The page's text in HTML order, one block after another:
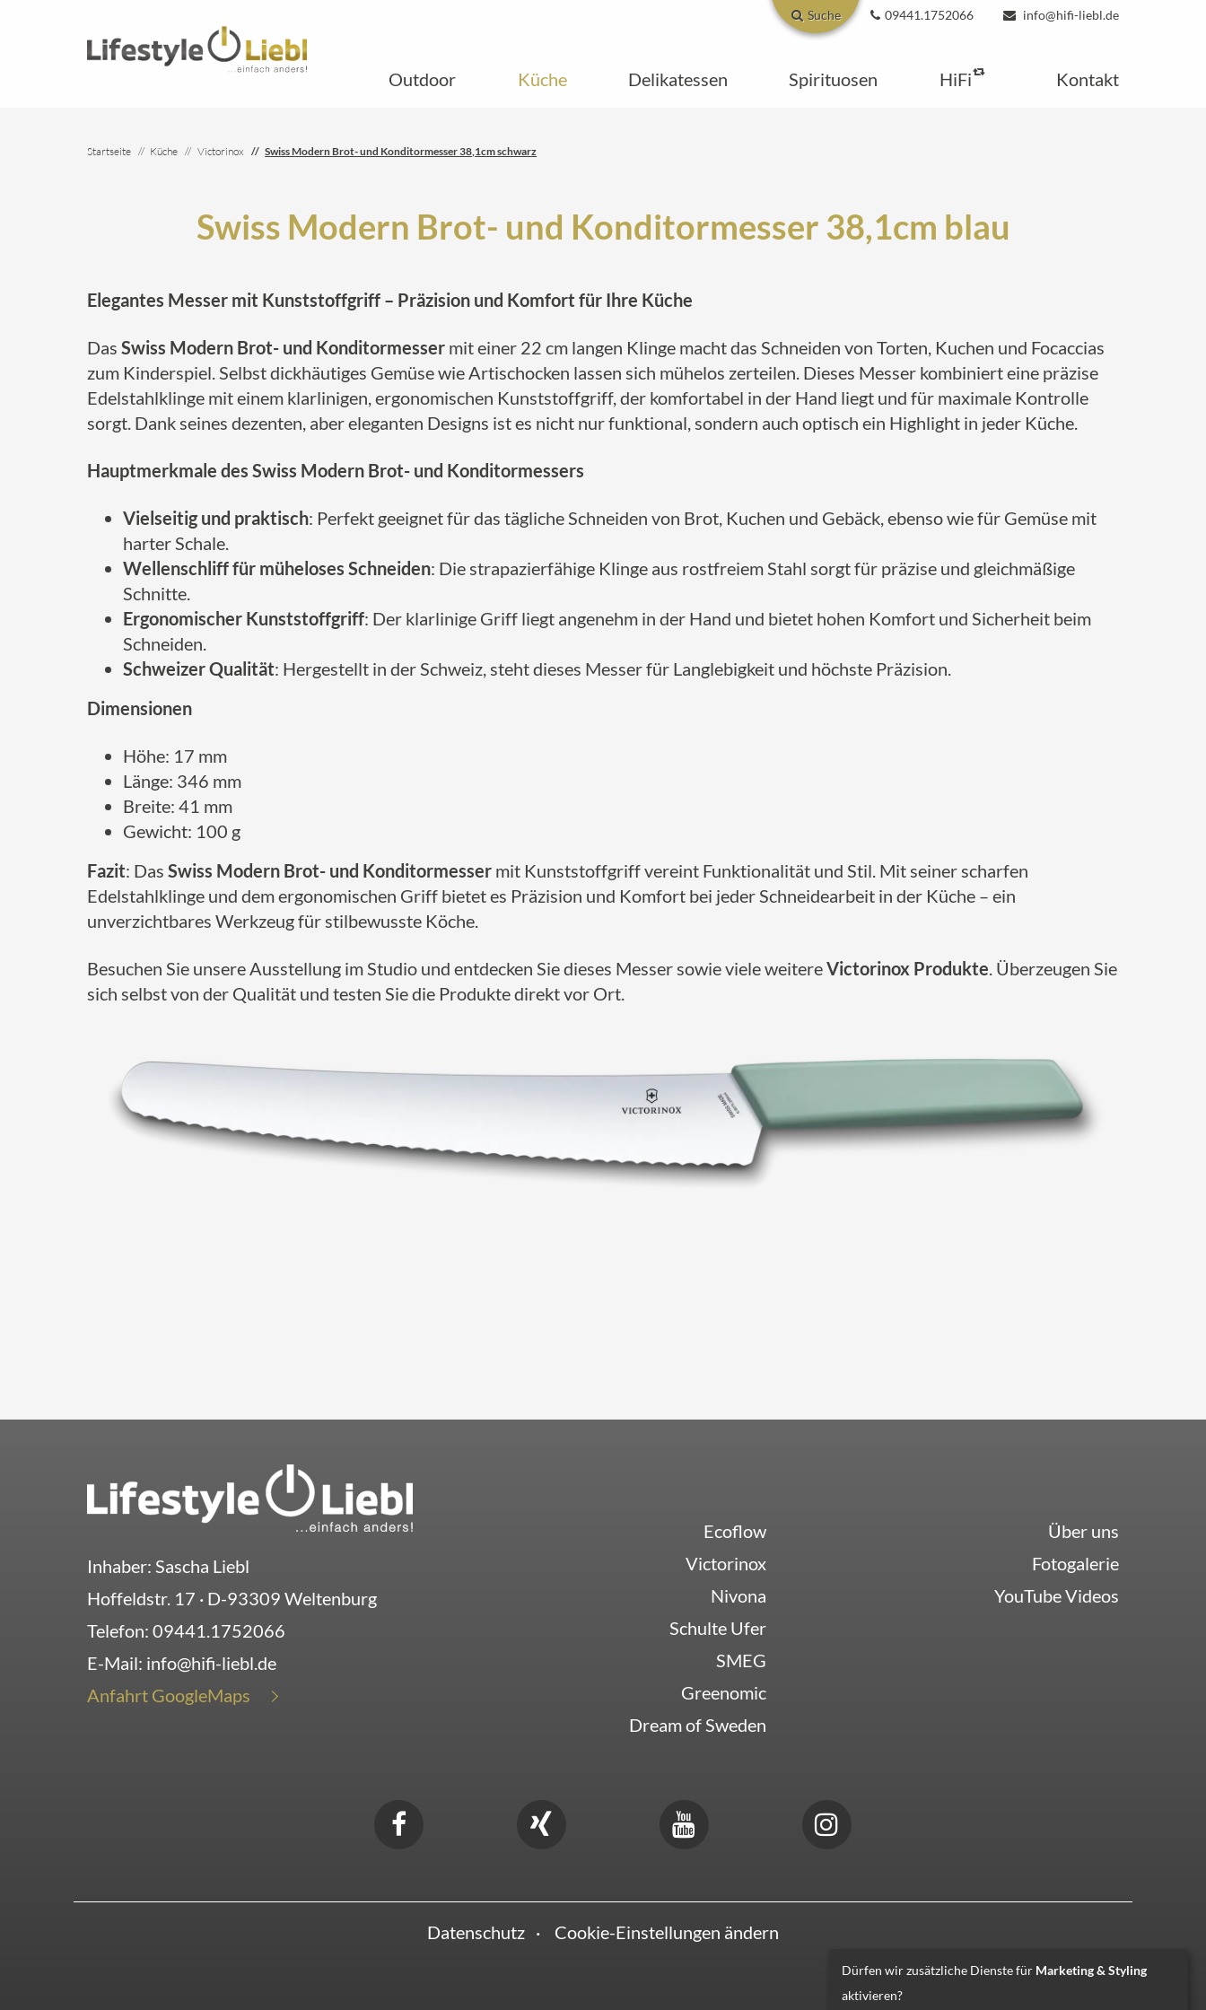
Suche 09441.1752066 info@hifi-liebl.de
Outdoor Küche Delikatessen Spirituosen HiFi Kontakt
Startseite Küche Victorinox Swiss Modern Brot- und Konditormesser 38,1cm schwarz
Swiss Modern Brot- und Konditormesser 38,1cm blau
Elegantes Messer mit Kunststoffgriff – Präzision und Komfort für Ihre Küche
Das Swiss Modern Brot- und Konditormesser mit einer 22 cm langen Klinge macht das Schneiden von Torten, Kuchen und Focaccias
zum Kinderspiel. Selbst dickhäutiges Gemüse wie Artischocken lassen sich mühelos zerteilen. Dieses Messer kombiniert eine präzise
Edelstahlklinge mit einem klarlinigen, ergonomischen Kunststoffgriff, der komfortabel in der Hand liegt und für maximale Kontrolle
sorgt. Dank seines dezenten, aber eleganten Designs ist es nicht nur funktional, sondern auch optisch ein Highlight in jeder Küche.
Hauptmerkmale des Swiss Modern Brot- und Konditormessers
Vielseitig und praktisch: Perfekt geeignet für das tägliche Schneiden von Brot, Kuchen und Gebäck, ebenso wie für Gemüse mit
harter Schale.
Wellenschliff für müheloses Schneiden: Die strapazierfähige Klinge aus rostfreiem Stahl sorgt für präzise und gleichmäßige
Schnitte.
Ergonomischer Kunststoffgriff: Der klarlinige Griff liegt angenehm in der Hand und bietet hohen Komfort und Sicherheit beim
Schneiden.
Schweizer Qualität: Hergestellt in der Schweiz, steht dieses Messer für Langlebigkeit und höchste Präzision.
Dimensionen
Höhe: 17 mm
Länge: 346 mm
Breite: 41 mm
Gewicht: 100 g
Fazit: Das Swiss Modern Brot- und Konditormesser mit Kunststoffgriff vereint Funktionalität und Stil. Mit seiner scharfen
Edelstahlklinge und dem ergonomischen Griff bietet es Präzision und Komfort bei jeder Schneidearbeit in der Küche – ein
unverzichtbares Werkzeug für stilbewusste Köche.
Besuchen Sie unsere Ausstellung im Studio und entdecken Sie dieses Messer sowie viele weitereVictorinox Produkte. Überzeugen Sie
sich selbst von der Qualität und testen Sie die Produkte direkt vor Ort.
Inhaber: Sascha Liebl
Hoffeldstr. 17 · D-93309 Weltenburg
Telefon: 09441.1752066
E-Mail: info@hifi-liebl.de
Anfahrt GoogleMaps
Ecoflow
Victorinox
Nivona
Schulte Ufer
SMEG
Greenomic
Dream of Sweden
Über uns
Fotogalerie
YouTube Videos
Datenschutz Cookie-Einstellungen ändern
Dürfen wir zusätzliche Dienste für Marketing & Styling
aktivieren?